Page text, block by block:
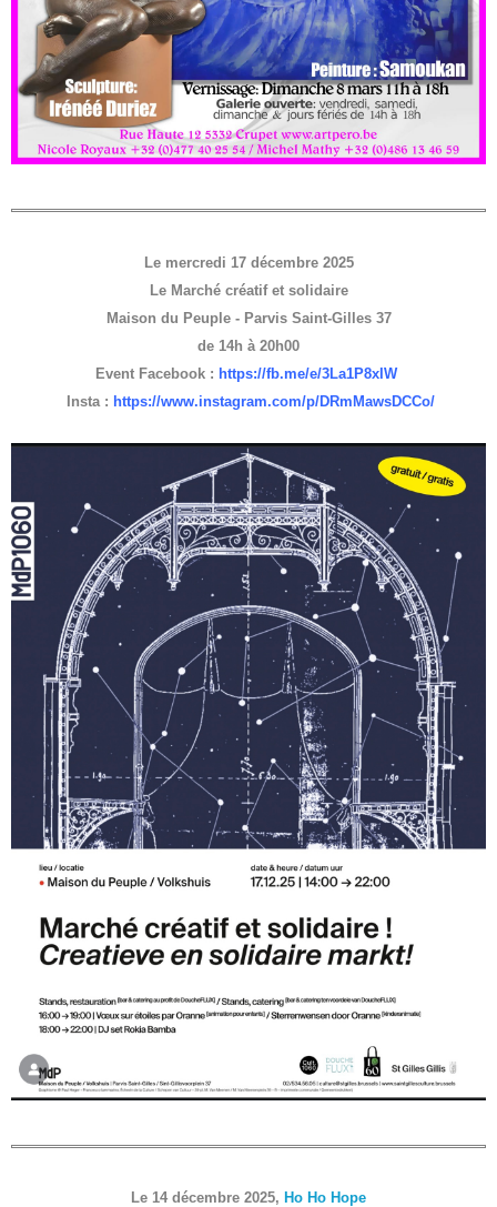
Le mercredi 17 décembre 2025
Le Marché créatif et solidaire
Maison du Peuple - Parvis Saint-Gilles 37
de 14h à 20h00
Event Facebook : https://fb.me/e/3La1P8xIW
Insta : https://www.instagram.com/p/DRmMawsDCCo/
Le 14 décembre 2025, Ho Ho Hope